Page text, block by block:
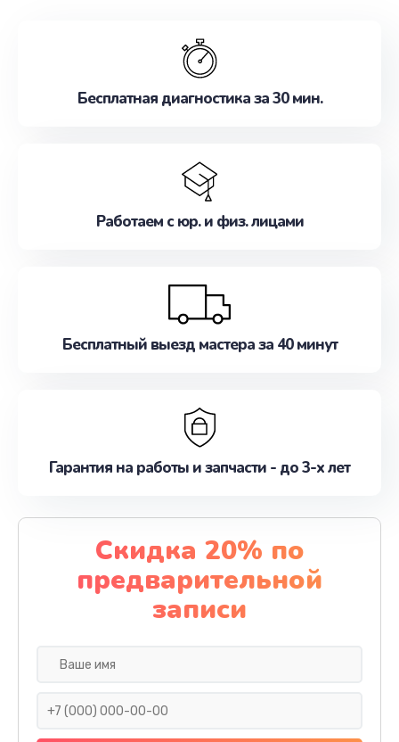
наилучшим образом. Не медлите записаться на
Бесплатная диагностика за 30 мин.
Работаем с юр. и физ. лицами
Бесплатный выезд мастера за 40 минут
Гарантия на работы и запчасти - до 3-х лет
Скидка 20% по
предварительной
записи